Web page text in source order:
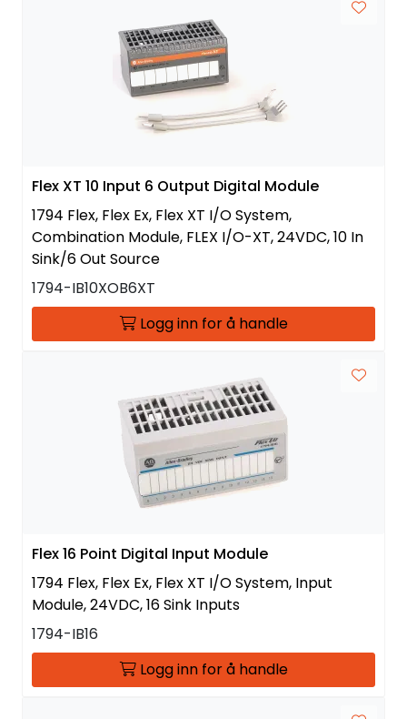
Flex XT 10 Input 6 Output Digital Module
1794 Flex, Flex Ex, Flex XT I/O System,
Combination Module, FLEX I/O-XT, 24VDC, 10 In
Sink/6 Out Source
1794-IB10XOB6XT
Logg inn for å handle
Flex 16 Point Digital Input Module
1794 Flex, Flex Ex, Flex XT I/O System, Input
Module, 24VDC, 16 Sink Inputs
1794-IB16
Logg inn for å handle